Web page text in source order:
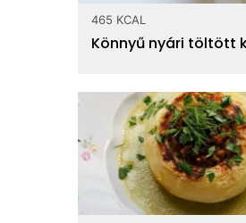
465 KCAL
Könnyű nyári töltött